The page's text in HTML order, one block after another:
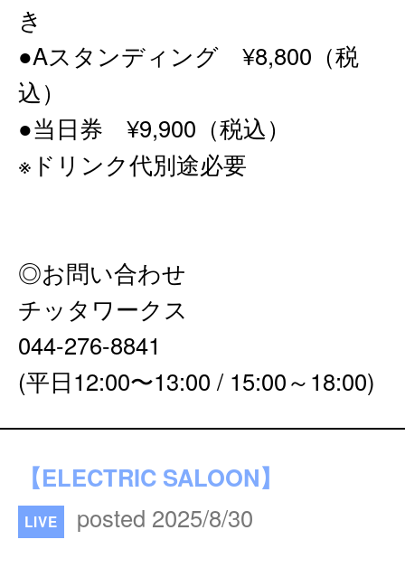
き
●Aスタンディング ¥8,800（税
込）
●当日券 ¥9,900（税込）
※ドリンク代別途必要
◎お問い合わせ
チッタワークス
044-276-8841
(平日12:00〜13:00 / 15:00～18:00)
【ELECTRIC SALOON】
LIVE posted 2025/8/30